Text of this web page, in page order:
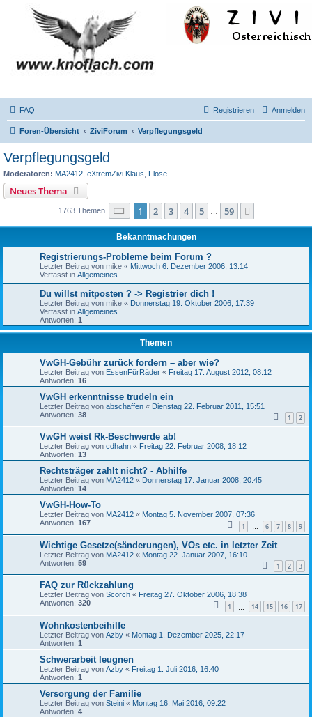
FAQ Anmelden
Registrieren
Foren-Übersicht ZiviForum Verpflegungsgeld
Verpflegungsgeld
Moderatoren: MA2412 eXtremZivi Klaus Flose
Neues Thema
1763 Themen Seite 1von 59
1 2 3 4 5 59
Bekanntmachungen
Registrierungs-Probleme beim Forum ?
Letzter Beitrag von mike « Mittwoch 6. Dezember 2006, 13:14
Verfasst in Allgemeines
Du willst mitposten ? -> Registrier dich !
Letzter Beitrag von mike « Donnerstag 19. Oktober 2006, 17:39
Verfasst in Allgemeines
Antworten: 1
Themen
VwGH-Gebühr zurück fordern – aber wie?
Letzter Beitrag von EssenFürRäder « Freitag 17. August 2012, 08:12
Antworten: 16
VwGH erkenntnisse trudeln ein
Letzter Beitrag von abschaffen « Dienstag 22. Februar 2011, 15:51
Antworten: 38 1 2
VwGH weist Rk-Beschwerde ab!
Letzter Beitrag von cdhahn « Freitag 22. Februar 2008, 18:12
Antworten: 13
Rechtsträger zahlt nicht? - Abhilfe
Letzter Beitrag von MA2412 « Donnerstag 17. Januar 2008, 20:45
Antworten: 14
VwGH-How-To
Letzter Beitrag von MA2412 « Montag 5. November 2007, 07:36
Antworten: 167 1 … 6 7 8 9
Wichtige Gesetze(sänderungen), VOs etc. in letzter Zeit
Letzter Beitrag von MA2412 « Montag 22. Januar 2007, 16:10
Antworten: 59 1 2 3
FAQ zur Rückzahlung
Letzter Beitrag von Scorch « Freitag 27. Oktober 2006, 18:38
Antworten: 320 1 14 15 16 17
Wohnkostenbeihilfe
Letzter Beitrag von Azby « Montag 1. Dezember 2025, 22:17
Antworten: 1
Schwerarbeit leugnen
Letzter Beitrag von Azby « Freitag 1. Juli 2016, 16:40
Antworten: 1
Versorgung der Familie
Letzter Beitrag von Steini « Montag 16. Mai 2016, 09:22
Antworten: 4